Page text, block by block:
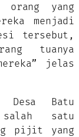
orang yang
menjadi
tersebut,
tuanya
jelas
Desa Batu
salah satu
pijit yang